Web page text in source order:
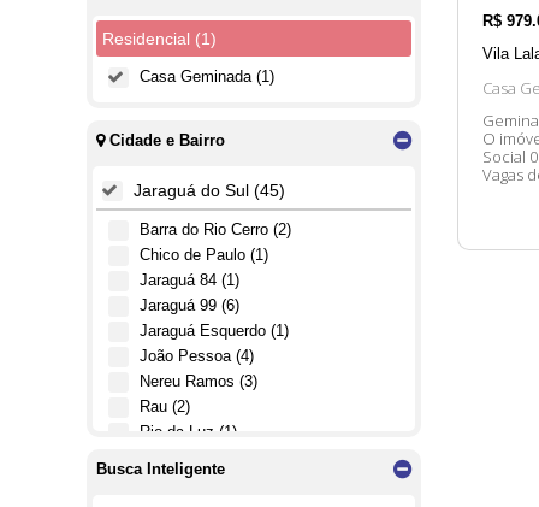
Residencial (1)
Casa Geminada (1)
Cidade e Bairro
Jaraguá do Sul (45)
Barra do Rio Cerro (2)
Chico de Paulo (1)
Jaraguá 84 (1)
Jaraguá 99 (6)
Jaraguá Esquerdo (1)
João Pessoa (4)
Nereu Ramos (3)
Rau (2)
Rio da Luz (1)
Tifa Martins (3)
Busca Inteligente
Casa
R$
Vila
O imóvel possui: 03
Social
Vagas